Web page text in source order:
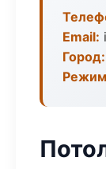
Email:
Город: